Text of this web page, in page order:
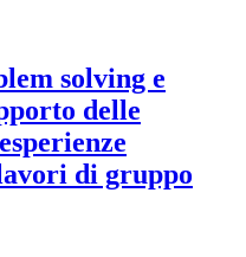
solving e
delle
di gruppo